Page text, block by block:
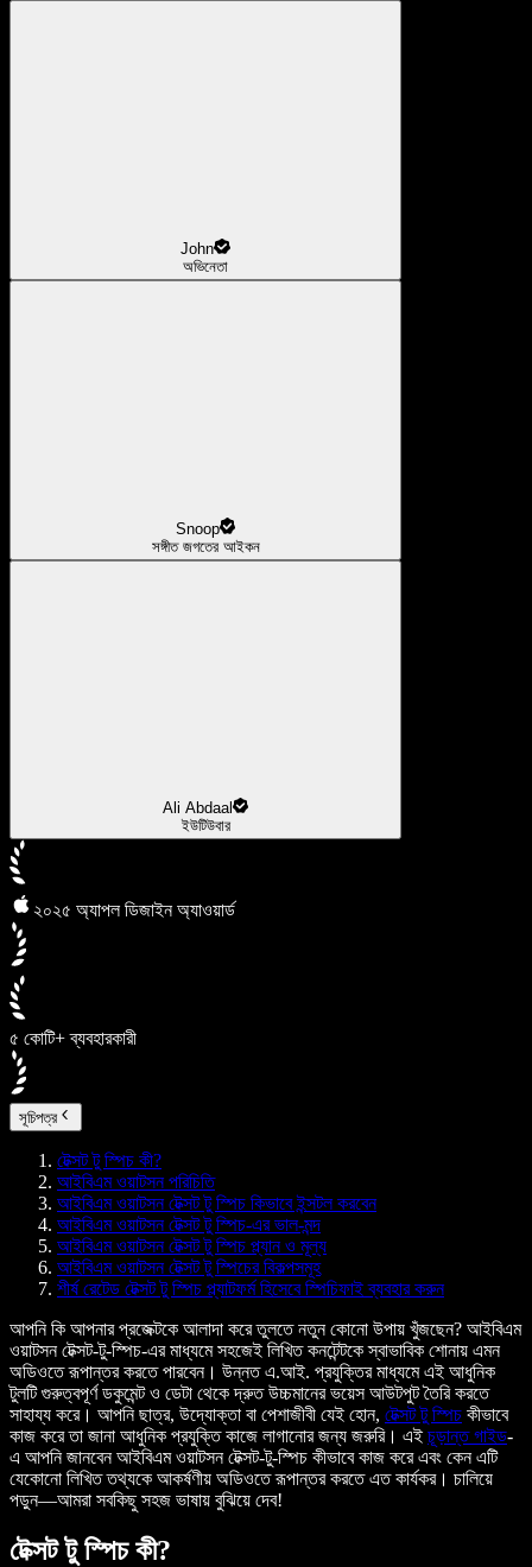
John
অভিনেতা
Snoop
সঙ্গীত জগতের আইকন
Ali Abdaal
ইউটিউবার
২০২৫ অ্যাপল ডিজাইন অ্যাওয়ার্ড
৫ কোটি+ ব্যবহারকারী
সূচিপত্র
টেক্সট টু স্পিচ কী?
আইবিএম ওয়াটসন পরিচিতি
আইবিএম ওয়াটসন টেক্সট টু স্পিচ কিভাবে ইন্সটল করবেন
আইবিএম ওয়াটসন টেক্সট টু স্পিচ-এর ভাল-মন্দ
আইবিএম ওয়াটসন টেক্সট টু স্পিচ প্ল্যান ও মূল্য
আইবিএম ওয়াটসন টেক্সট টু স্পিচের বিকল্পসমূহ
শীর্ষ রেটেড টেক্সট টু স্পিচ প্ল্যাটফর্ম হিসেবে স্পিচিফাই ব্যবহার করুন
আপনি কি আপনার প্রজেক্টকে আলাদা করে তুলতে নতুন কোনো উপায় খুঁজছেন? আইবিএম
ওয়াটসন টেক্সট-টু-স্পিচ-এর মাধ্যমে সহজেই লিখিত কনটেন্টকে স্বাভাবিক শোনায় এমন
অডিওতে রূপান্তর করতে পারবেন। উন্নত এ.আই. প্রযুক্তির মাধ্যমে এই আধুনিক
টুলটি গুরুত্বপূর্ণ ডকুমেন্ট ও ডেটা থেকে দ্রুত উচ্চমানের ভয়েস আউটপুট তৈরি করতে
সাহায্য করে। আপনি ছাত্র, উদ্যোক্তা বা পেশাজীবী যেই হোন, টেক্সট টু স্পিচ কীভাবে
কাজ করে তা জানা আধুনিক প্রযুক্তি কাজে লাগানোর জন্য জরুরি। এই চূড়ান্ত গাইড-
এ আপনি জানবেন আইবিএম ওয়াটসন টেক্সট-টু-স্পিচ কীভাবে কাজ করে এবং কেন এটি
যেকোনো লিখিত তথ্যকে আকর্ষণীয় অডিওতে রূপান্তর করতে এত কার্যকর। চালিয়ে
পড়ুন—আমরা সবকিছু সহজ ভাষায় বুঝিয়ে দেব!
টেক্সট টু স্পিচ কী?